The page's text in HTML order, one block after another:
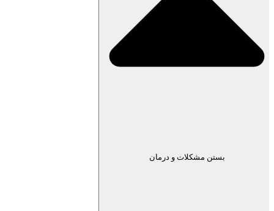
بستن مشکلات و درمان